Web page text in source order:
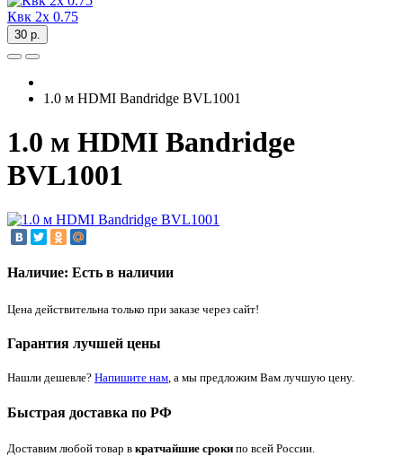
Квк 2х 0.75
30 р.
1.0 м HDMI Bandridge BVL1001
1.0 м HDMI Bandridge
BVL1001
Наличие: Есть в наличии
Цена действительна только при заказе через сайт!
Гарантия лучшей цены
Нашли дешевле? Напишите нам, а мы предложим Вам лучшую цену.
Быстрая доставка по РФ
Доставим любой товар в кратчайшие сроки по всей России.